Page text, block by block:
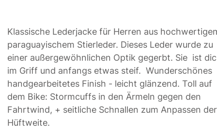
Klassische Lederjacke für Herren aus
paraguayischem Stierleder. Dieses Leder wurde zu
einer außergewöhnlichen Optik gegerbt. Sie ist
im Griff und anfangs etwas steif. Wunderschönes
handgearbeitetes Finish - leicht glänzend. Toll auf
dem Bike: Stormcuffs in den Ärmeln gegen den
Fahrtwind, + seitliche Schnallen zum Anpassen der
Hüftweite.